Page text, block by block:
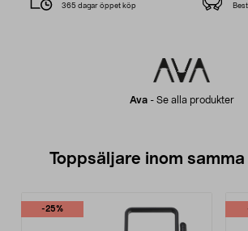
Ava- Se alla produkter
365 dagar öppet köp
Toppsäljare inom
-25%